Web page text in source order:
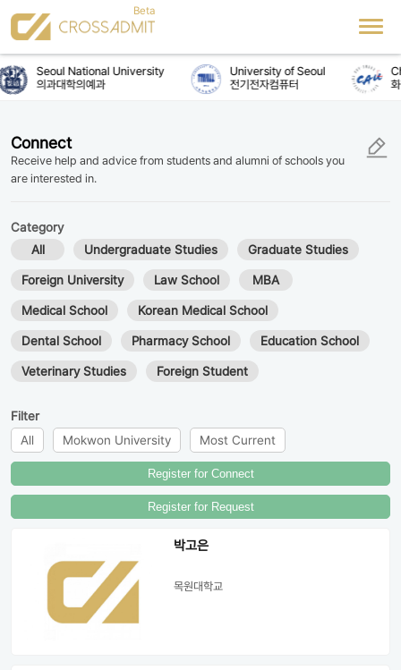
Seoul National University
의과대학의예과
University of Seoul
전기전자컴퓨터
Connect
Receive help and advice from students and alumni of schools you
are interested in.
Category
All
Undergraduate Studies Graduate Studies
Foreign University Law School MBA
Medical School Korean Medical School
Dental School Pharmacy School Education School
Veterinary Studies Foreign Student
Filter
All
Most Current
Register for Connect
Register for Request
박고은
목원대학교